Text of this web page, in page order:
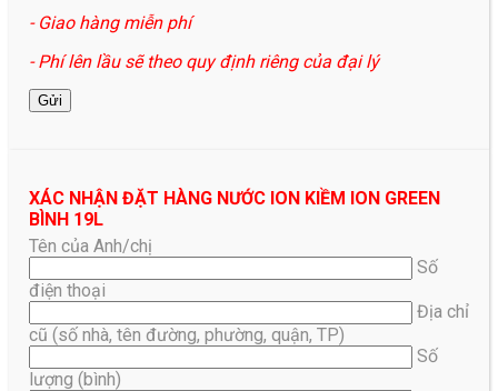
- Giao hàng miễn phí
- Phí lên lầu sẽ theo quy định riêng của đại lý
XÁC NHẬN ĐẶT HÀNG NƯỚC ION KIỀM ION GREEN
BÌNH 19L
Tên của Anh/chị
Số
điện thoại
Địa chỉ
cũ (số nhà, tên đường, phường, quận, TP)
Số
lượng (bình)